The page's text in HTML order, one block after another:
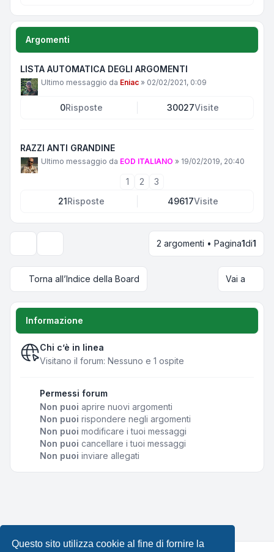
Questo sito utilizza cookie al fine di fornire la
Argomenti
LISTA AUTOMATICA DEGLI ARGOMENTI
Ultimo messaggio da Eniac » 02/02/2021, 0:09
0Risposte 30027Visite
RAZZI ANTI GRANDINE
Ultimo messaggio da EOD ITALIANO » 19/02/2019, 20:40
1 2
3
21Risposte 49617Visite
Opzioni di visualizzazione e ordinamento
2 argomenti • Pagina1di1
Torna all’Indice della Board Vai a
Informazione
Chi c’è in linea
Visitano il forum: Nessuno e 1 ospite
Permessi forum
Non puoi aprire nuovi argomenti
Non puoi rispondere negli argomenti
Non puoi modificare i tuoi messaggi
Non puoi cancellare i tuoi messaggi
Non puoi inviare allegati